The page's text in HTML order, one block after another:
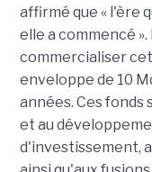
affirmé que « l'ère
elle a commencé
commercialiser
enveloppe de 10
années. Ces
et au
d'investissement,